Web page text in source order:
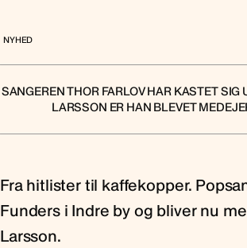
NYHED
SANGEREN THOR FARLOV HAR KASTET
LARSSON ER HAN BLEVET
Fra hitlister til kaffekopper.
Funders i Indre by og bliver nu
Larsson.